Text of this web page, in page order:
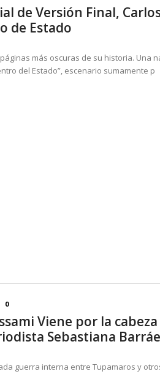
de Versión Final,
de Estado
más oscuras de su historia. Una
del Estado”, escenario sumamente p
0
Viene por la
Sebastiana
guerra interna entre Tupamaros y